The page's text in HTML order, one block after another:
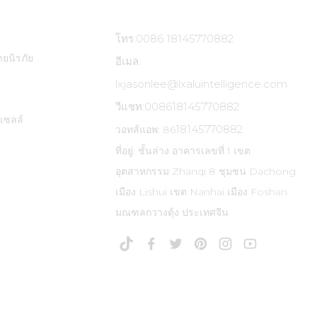
ยนิรภัย
ซลล์
โทร:0086 18145770882
อีเมล:
lxjasonlee@lxaluintelligence.com
วีแชท:008618145770882
วอทส์แอพ: 8618145770882
ที่อยู่: ชั้นล่าง อาคารเลขที่ 1 เขต
อุตสาหกรรม Zhanqi 8 ชุมชน Dachong
เมือง Lishui เขต Nanhai เมือง Foshan
มณฑลกวางตุ้ง ประเทศจีน